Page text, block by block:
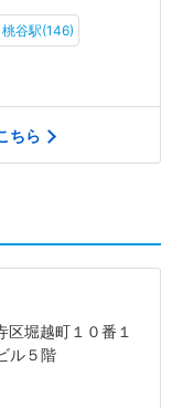
桃谷駅(146)
ちら
区堀越町１０番１
ル５階